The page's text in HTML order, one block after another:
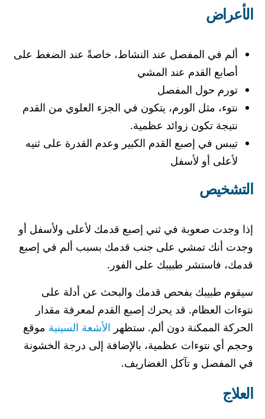
الأعراض
ألم في المفصل عند النشاط، خاصةً عند الضغط على
أصابع القدم عند المشي
تورم حول المفصل
نتوء، مثل الورم، يتكون في الجزء العلوي من القدم
نتيجة تكون زوائد عظمية.
تيبس في إصبع القدم الكبير وعدم القدرة على ثنيه
لأعلى أو لأسفل
التشخيص
إذا وجدت صعوبة في ثني إصبع قدمك لأعلى ولأسفل أو
وجدت أنك تمشي على جنب قدمك بسبب ألم في إصبع
قدمك، فاستشر طبيبك على الفور.
سيقوم طبيبك بفحص قدمك والبحث عن أدلة على
نتوءات العظام. قد يحرك إصبع القدم لمعرفة مقدار
الحركة الممكنة دون ألم. ستظهر الأشعة السينية موقع
وحجم أي نتوءات عظمية، بالإضافة إلى درجة الخشونة
في المفصل و تآكل الغضاريف.
العلاج